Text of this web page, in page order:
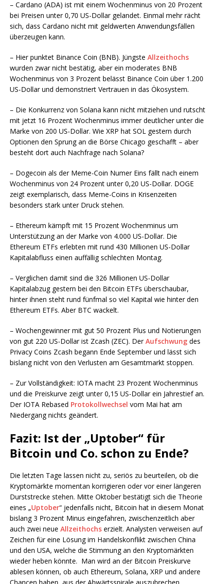
– Cardano (ADA) ist mit einem Wochenminus von 20 Prozent
bei Preisen unter 0,70 US-Dollar gelandet. Einmal mehr rächt
sich, dass Cardano nicht mit geldwerten Anwendungsfällen
überzeugen kann.
– Hier punktet Binance Coin (BNB). Jüngste Allzeithochs
wurden zwar nicht bestätig, aber ein moderates BNB
Wochenminus von 3 Prozent belässt Binance Coin über 1.200
US-Dollar und demonstriert Vertrauen in das Ökosystem.
– Die Konkurrenz von Solana kann nicht mitziehen und rutscht
mit jetzt 16 Prozent Wochenminus immer deutlicher unter die
Marke von 200 US-Dollar. Wie XRP hat SOL gestern durch
Optionen den Sprung an die Börse Chicago geschafft – aber
besteht dort auch Nachfrage nach Solana?
– Dogecoin als der Meme-Coin Numer Eins fällt nach einem
Wochenminus von 24 Prozent unter 0,20 US-Dollar. DOGE
zeigt exemplarisch, dass Meme-Coins in Krisenzeiten
besonders stark unter Druck stehen.
– Ethereum kämpft mit 15 Prozent Wochenminus um
Unterstützung an der Marke von 4.000 US-Dollar. Die
Ethereum ETFs erlebten mit rund 430 Millionen US-Dollar
Kapitalabfluss einen auffällig schlechten Montag.
– Verglichen damit sind die 326 Millionen US-Dollar
Kapitalabzug gestern bei den Bitcoin ETFs überschaubar,
hinter ihnen steht rund fünfmal so viel Kapital wie hinter den
Ethereum ETFs. Aber BTC wackelt.
– Wochengewinner mit gut 50 Prozent Plus und Notierungen
von gut 220 US-Dollar ist Zcash (ZEC). DerAufschwung des
Privacy Coins Zcash begann Ende September und lässt sich
bislang nicht von den Verlusten am Gesamtmarkt stoppen.
– Zur Vollständigkeit: IOTA macht 23 Prozent Wochenminus
und die Preiskurve zeigt unter 0,15 US-Dollar ein Jahrestief an.
Der IOTA Rebased Protokollwechsel vom Mai hat am
Niedergang nichts geändert.
Fazit: Ist der „Uptober“ für
Bitcoin und Co. schon zu Ende?
Die letzten Tage lassen nicht zu, seriös zu beurteilen, ob die
Kryptomärkte momentan korrigieren oder vor einer längeren
Durststrecke stehen. Mitte Oktober bestätigt sich die Theorie
eines „Uptober“ jedenfalls nicht, Bitcoin hat in diesem Monat
bislang 3 Prozent Minus eingefahren, zwischenzeitlich aber
auch zwei neue Allzeithochs erzielt. Analysten verweisen auf
Zeichen für eine Lösung im Handelskonflikt zwischen China
und den USA, welche die Stimmung an den Kryptomärkten
wieder heben könnte. Man wird an der Bitcoin Preiskurve
ablesen können, ob auch Ethereum, Solana, XRP und andere